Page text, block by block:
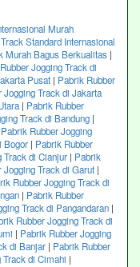
Murah
Standard Internasional
Murah Bagus Berkualitas |
Jogging Track di
Pusat | Pabrik Rubber
Jogging Track di Jakarta
| Pabrik Rubber
Track di Bandung |
Pabrik Rubber Jogging
Bogor | Pabrik Rubber
Track di Cianjur | Pabrik
Jogging Track di Garut |
Rubber Jogging Track di
| Pabrik Rubber
Track di Pangandaran |
Rubber Jogging Track di
| Pabrik Rubber Jogging
di Banjar | Pabrik Rubber
Track di Cimahi |